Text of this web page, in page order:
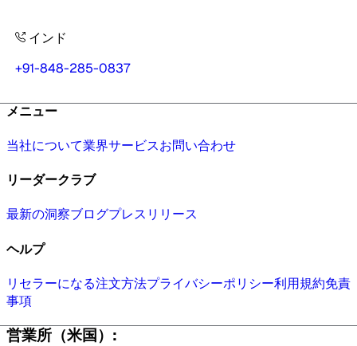
インド
+91-848-285-0837
メニュー
当社について業界サービスお問い合わせ
リーダークラブ
最新の洞察ブログプレスリリース
ヘルプ
リセラーになる注文方法プライバシーポリシー利用規約免責
事項
営業所（米国）: